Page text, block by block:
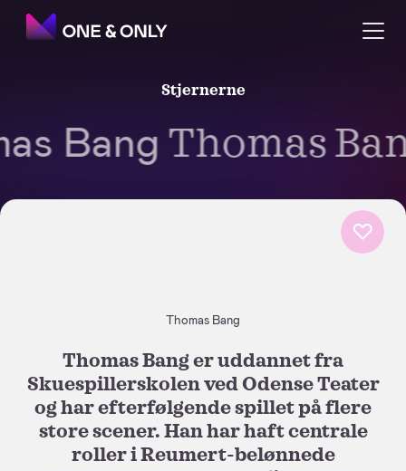
Stjernerne
Bang Thomas
Thomas Bang
Thomas Bang er uddannet fra
Skuespillerskolen ved Odense Teater
og har efterfølgende spillet på flere
store scener. Han har haft centrale
roller i Reumert-belønnede